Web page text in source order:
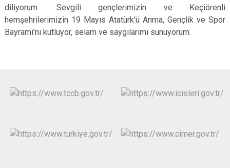
diliyorum. Sevgili gençlerimizin ve Keçiörenli
hemşehrilerimizin 19 Mayıs Atatürk’ü Anma, Gençlik ve Spor
Bayramı’nı kutluyor, selam ve saygılarımı sunuyorum.